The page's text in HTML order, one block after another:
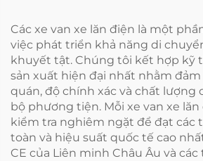
Các xe van xe lăn điện là một
việc phát triển khả năng di
khuyết tật. Chúng tôi kết hợp kỹ
sản xuất hiện đại nhất nhằm
quán, độ chính xác và chất lượng
bộ phương tiện. Mỗi xe van xe
kiểm tra nghiêm ngặt để đạt các
toàn và hiệu suất quốc tế cao
CE của Liên minh Châu Âu và các